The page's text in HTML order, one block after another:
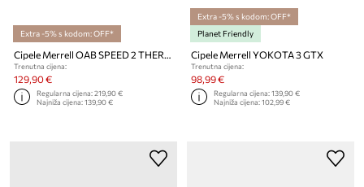
Extra -5% s kodom: OFF*
Trenutna cijena:
129,90 €
Regularna cijena:219,90 €
Najniža cijena:139,90 €
Extra -5% s kodom: OFF*
Planet Friendly
Cipele Merrell YOKOTA 3 GTX
Trenutna cijena:
98,99 €
Regularna cijena:139,90 €
Najniža cijena:102,99 €